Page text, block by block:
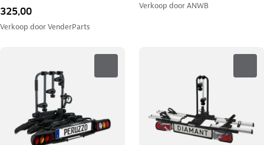
325,00
Verkoop doorVenderParts
Verkoop doorANWB